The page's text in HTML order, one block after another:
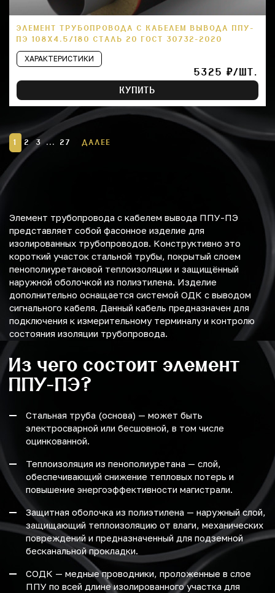
ЭЛЕМЕНТ ТРУБОПРОВОДА С КАБЕЛЕМ ВЫВОДА ППУ-
ПЭ 108Х4.5/180 СТАЛЬ 20 ГОСТ 30732-2020
ХАРАКТЕРИСТИКИ
5325 ₽/ШТ.
КУПИТЬ
1 2 3 ... 27 ДАЛЕЕ
Элемент трубопровода с кабелем вывода ППУ-ПЭ
представляет собой фасонное изделие для
изолированных трубопроводов. Конструктивно это
короткий участок стальной трубы, покрытый слоем
пенополиуретановой теплоизоляции и защищённый
наружной оболочкой из полиэтилена. Изделие
дополнительно оснащается системой ОДК с выводом
сигнального кабеля. Данный кабель предназначен для
подключения к измерительному терминалу и контролю
состояния изоляции трубопровода.
Из чего состоит элемент
ППУ-ПЭ?
Стальная труба (основа) — может быть
электросварной или бесшовной, в том числе
оцинкованной.
Теплоизоляция из пенополиуретана — слой,
обеспечивающий снижение тепловых потерь и
повышение энергоэффективности магистрали.
Защитная оболочка из полиэтилена — наружный слой,
защищающий теплоизоляцию от влаги, механических
повреждений и предназначенный для подземной
бесканальной прокладки.
СОДК — медные проводники, проложенные в слое
ППУ по всей длине изолированного участка для